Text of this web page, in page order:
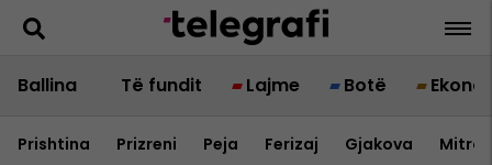
Ballina Të fundit Lajme Botë
Prishtina Prizreni Peja Ferizaj Gjakova